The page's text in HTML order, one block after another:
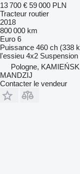
13 700 € 59 000 PLN
Tracteur routier
2018
800 000 km
Euro 6
Puissance 460 ch (338
l'essieu 4x2 Suspension
Pologne, KAMIEŃSK
MANDZIJ
Contacter le vendeur